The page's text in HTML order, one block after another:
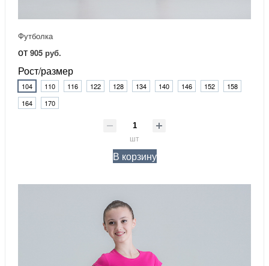
Футболка
от 905 руб.
Рост/размер
104 110 116 122 128 134 140 146 152
158
164
170
шт
В корзину